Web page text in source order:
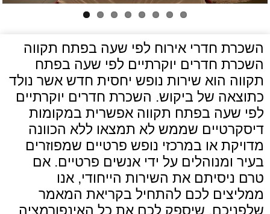
השכרת חדרי אירוח לפי שעה בפתח תקווה
השכרת חדרים יוקרתיים לפי שעה בפתח
תקווה הוא שירות נופש יחסית חדש אשר נולד
כתוצאה של ביקוש. השכרת חדרים יוקרתיים
לפי שעה בפתח תקווה אפשרית במקומות
דיסקרטיים שממש לא תמצאו ללא הכוונה
מדויקת או במרכזי נופש פרטיים שמפוזרים
בעיר ומנוהלים על ידי אנשים פרטיים. אם
טרם ניסיתם את השירות הייחודי, אנו
ממליצים לכם להתחיל בקריאת המאמר
שלפניכם, שיספק לכם את כל האינפורמציה